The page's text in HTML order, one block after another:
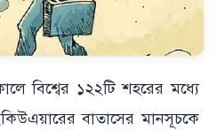
বিশ্বের ১২২টি শহরের মধ্যে
বাতাসের মানসূচকে